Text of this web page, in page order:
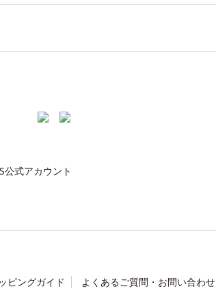
公式アカウント
ピングガイド よくあるご質問・お問い合わせ